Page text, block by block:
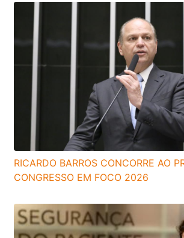
RICARDO BARROS CONCORRE AO
CONGRESSO EM FOCO 2026